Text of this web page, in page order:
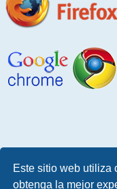
Este sitio web utiliza
obtenga la mejor